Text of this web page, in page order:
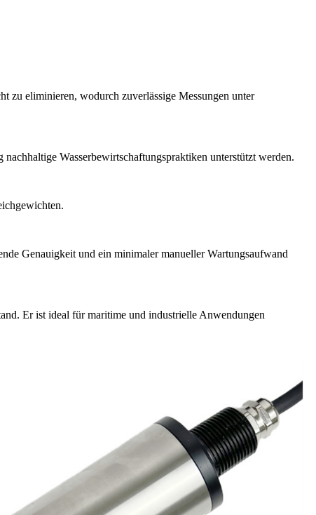
zu eliminieren, wodurch zuverlässige Messungen unter
Wasserbewirtschaftungspraktiken unterstützt werden.
Genauigkeit und ein minimaler manueller Wartungsaufwand
Er ist ideal für maritime und industrielle Anwendungen